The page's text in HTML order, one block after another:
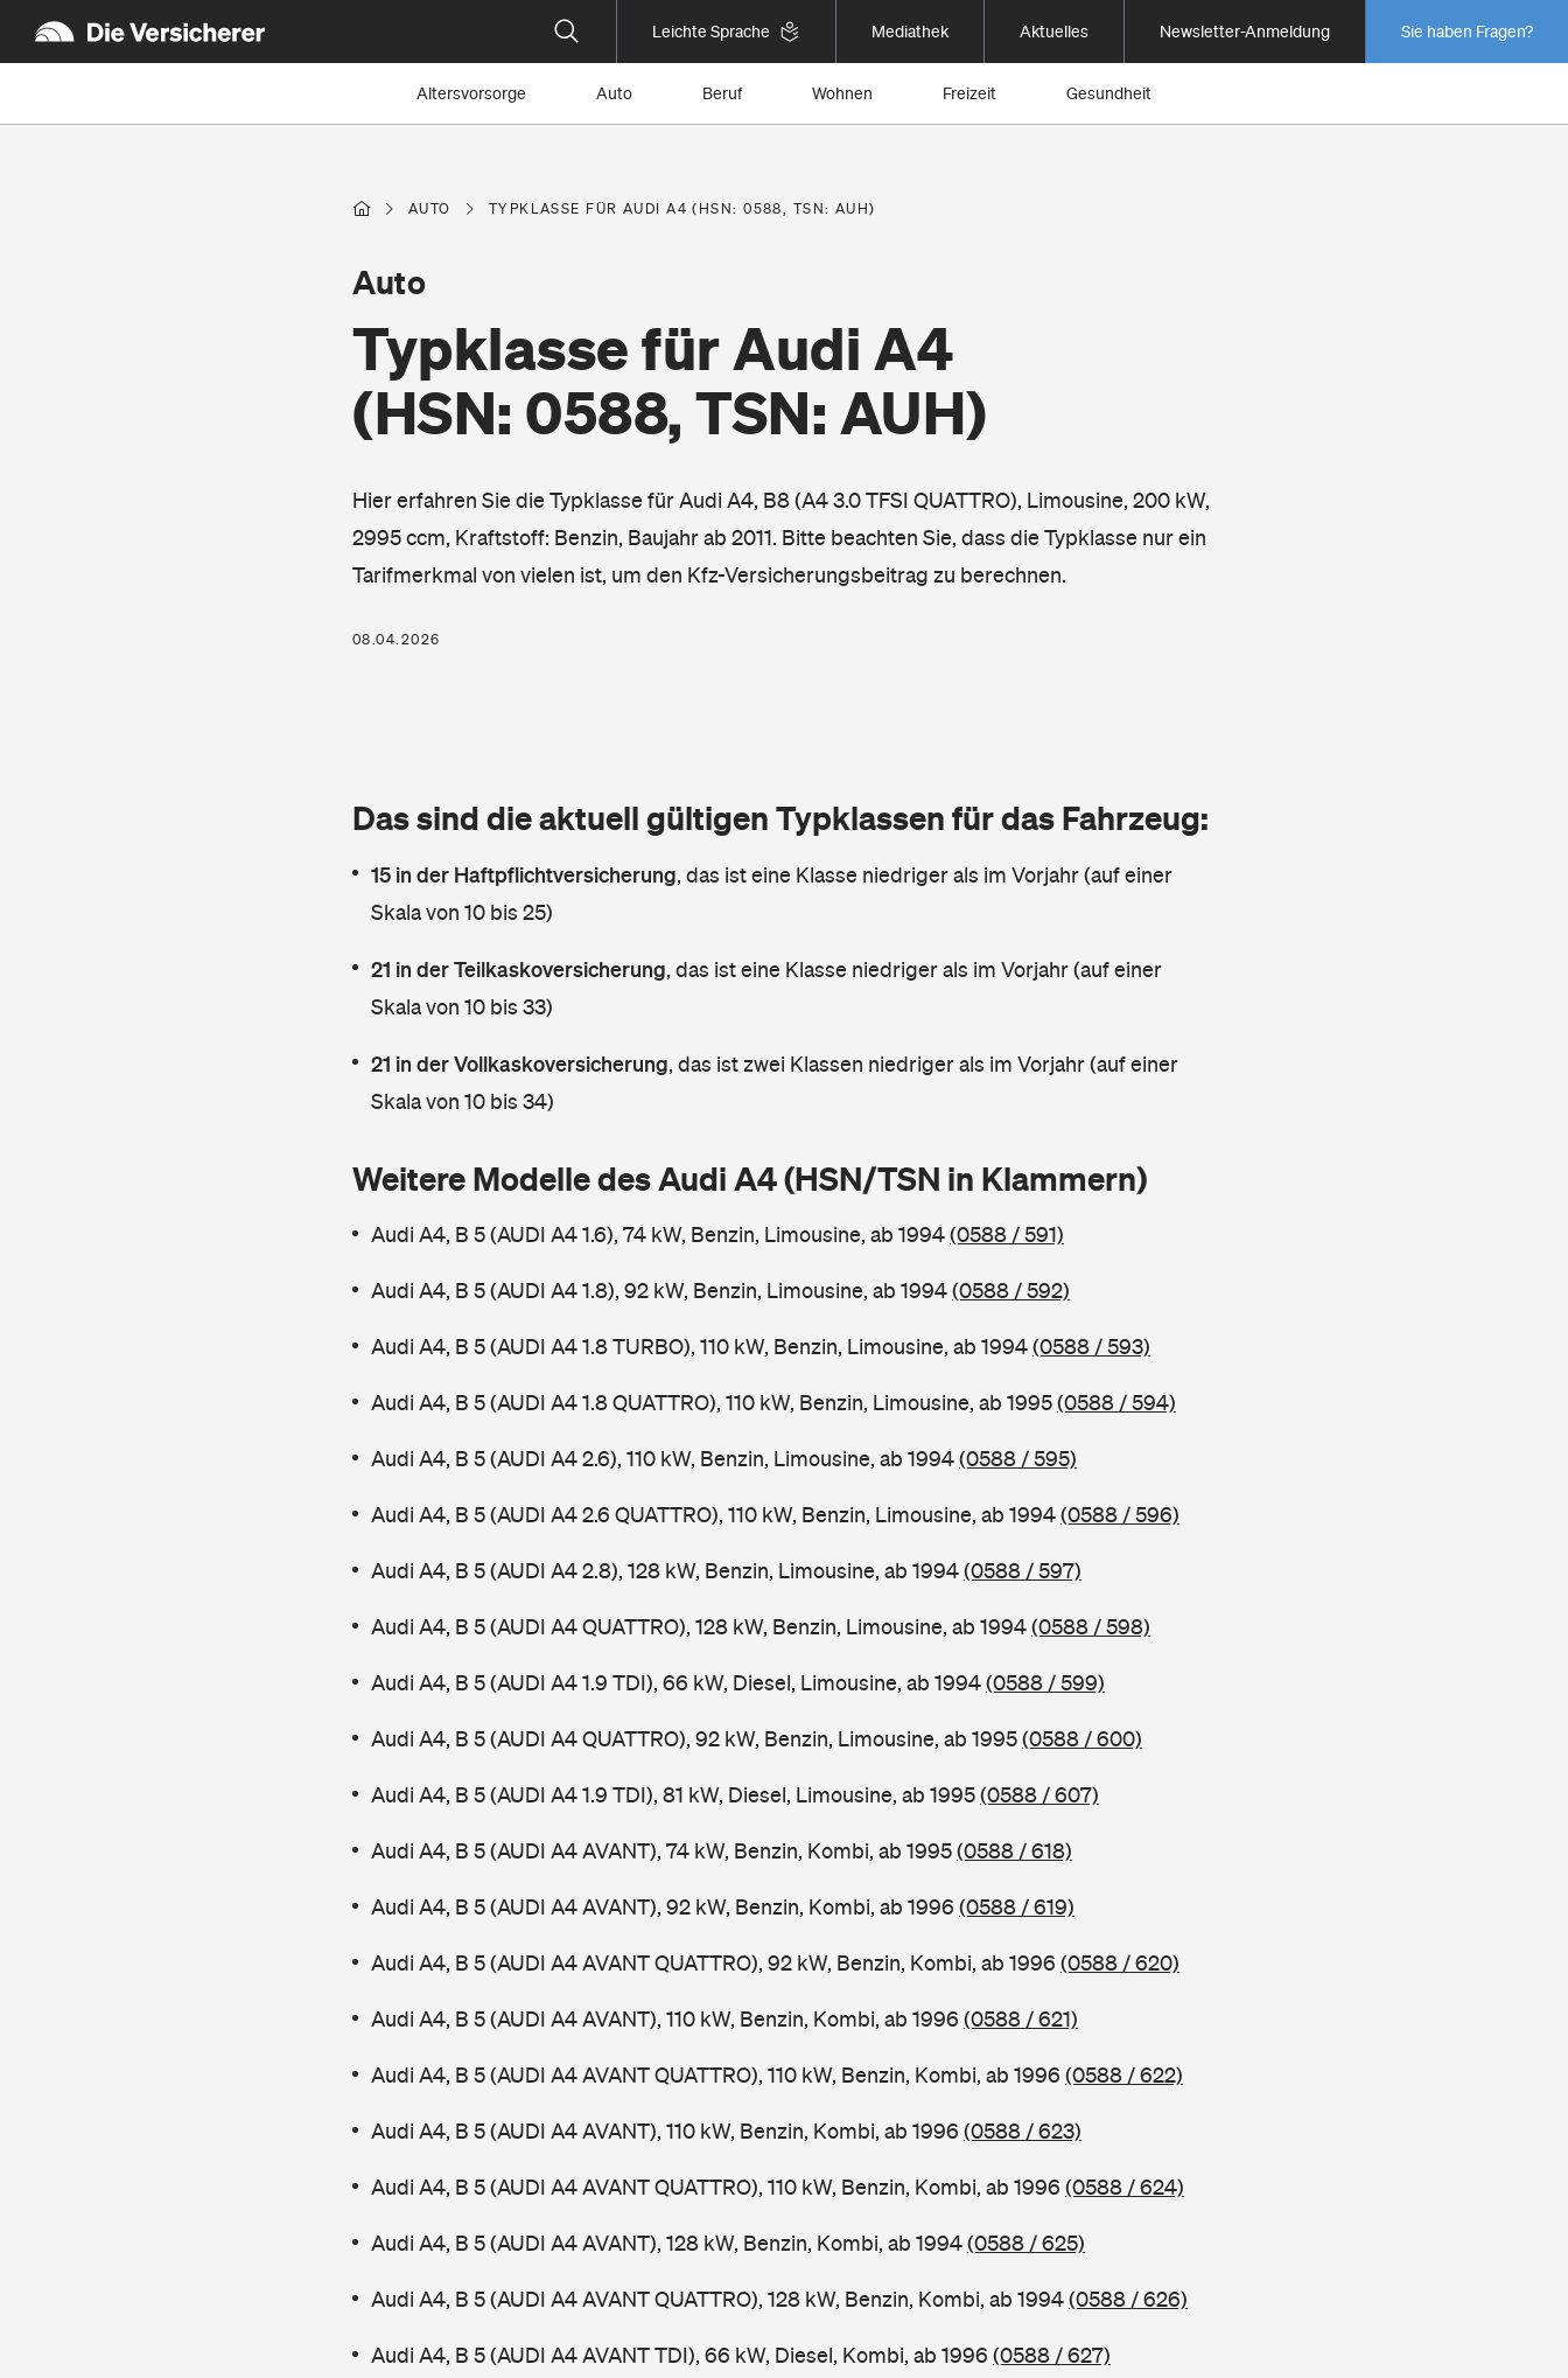
Leichte Sprache Mediathek Aktuelles Newsletter-Anmeldung Sie haben Fragen?
Altersvorsorge Auto Beruf Wohnen Freizeit Gesundheit
AUTO TYPKLASSE FÜR AUDI A4 (HSN: 0588, TSN: AUH)
Typklasse für Audi A4
(HSN: 0588, TSN: AUH)
Auto
Hier erfahren Sie die Typklasse für Audi A4, B8 (A4 3.0 TFSI QUATTRO), Limousine, 200 kW,
2995 ccm, Kraftstoff: Benzin, Baujahr ab 2011. Bitte beachten Sie, dass die Typklasse nur ein
Tarifmerkmal von vielen ist, um den Kfz-Versicherungsbeitrag zu berechnen.
08.04.2026
Das sind die aktuell gültigen Typklassen für das Fahrzeug:
15 in der Haftpflichtversicherung, das ist eine Klasse niedriger als im Vorjahr (auf einer
Skala von 10 bis 25)
21 in der Teilkaskoversicherung, das ist eine Klasse niedriger als im Vorjahr (auf einer
Skala von 10 bis 33)
21 in der Vollkaskoversicherung, das ist zwei Klassen niedriger als im Vorjahr (auf einer
Skala von 10 bis 34)
Weitere Modelle des Audi A4 (HSN/TSN in Klammern)
Audi A4, B 5 (AUDI A4 1.6), 74 kW, Benzin, Limousine, ab 1994(0588 / 591)
Audi A4, B 5 (AUDI A4 1.8), 92 kW, Benzin, Limousine, ab 1994(0588 / 592)
Audi A4, B 5 (AUDI A4 1.8 TURBO), 110 kW, Benzin, Limousine, ab 1994(0588 / 593)
Audi A4, B 5 (AUDI A4 1.8 QUATTRO), 110 kW, Benzin, Limousine, ab 1995(0588 / 594)
Audi A4, B 5 (AUDI A4 2.6), 110 kW, Benzin, Limousine, ab 1994(0588 / 595)
Audi A4, B 5 (AUDI A4 2.6 QUATTRO), 110 kW, Benzin, Limousine, ab 1994(0588 / 596)
Audi A4, B 5 (AUDI A4 2.8), 128 kW, Benzin, Limousine, ab 1994(0588 / 597)
Audi A4, B 5 (AUDI A4 QUATTRO), 128 kW, Benzin, Limousine, ab 1994(0588 / 598)
Audi A4, B 5 (AUDI A4 1.9 TDI), 66 kW, Diesel, Limousine, ab 1994(0588 / 599)
Audi A4, B 5 (AUDI A4 QUATTRO), 92 kW, Benzin, Limousine, ab 1995(0588 / 600)
Audi A4, B 5 (AUDI A4 1.9 TDI), 81 kW, Diesel, Limousine, ab 1995(0588 / 607)
Audi A4, B 5 (AUDI A4 AVANT), 74 kW, Benzin, Kombi, ab 1995(0588 / 618)
Audi A4, B 5 (AUDI A4 AVANT), 92 kW, Benzin, Kombi, ab 1996 (0588 / 619)
Audi A4, B 5 (AUDI A4 AVANT QUATTRO), 92 kW, Benzin, Kombi, ab 1996 (0588 / 620)
Audi A4, B 5 (AUDI A4 AVANT), 110 kW, Benzin, Kombi, ab 1996 (0588 / 621)
Audi A4, B 5 (AUDI A4 AVANT QUATTRO), 110 kW, Benzin, Kombi, ab 1996 (0588 / 622)
Audi A4, B 5 (AUDI A4 AVANT), 110 kW, Benzin, Kombi, ab 1996 (0588 / 623)
Audi A4, B 5 (AUDI A4 AVANT QUATTRO), 110 kW, Benzin, Kombi, ab 1996 (0588 / 624)
Audi A4, B 5 (AUDI A4 AVANT), 128 kW, Benzin, Kombi, ab 1994(0588 / 625)
Audi A4, B 5 (AUDI A4 AVANT QUATTRO), 128 kW, Benzin, Kombi, ab 1994(0588 / 626)
Audi A4, B 5 (AUDI A4 AVANT TDI), 66 kW, Diesel, Kombi, ab 1996 (0588 / 627)